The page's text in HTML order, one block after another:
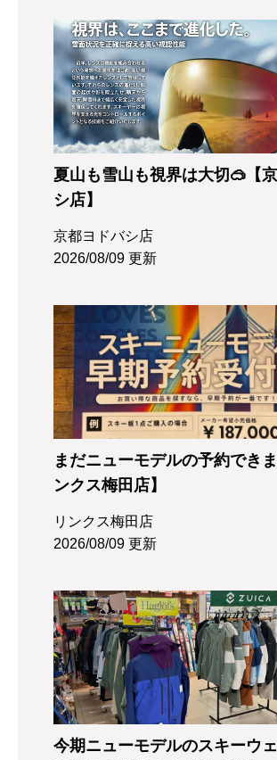
夏山も雪山も視界は大切🥽【
シ店】
京都ヨドバシ店
2026/08/09 更新
まだニューモデルの予約でき
ンクス梅田店】
リンクス梅田店
2026/08/09 更新
今期ニューモデルのスキーウ